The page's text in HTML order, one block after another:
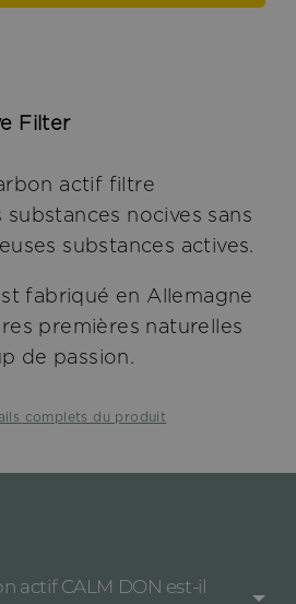
Filter
actif filtre
nocives sans
substances actives.
fabriqué en Allemagne
premières naturelles
de passion.
complets du produit
actif CALM DON est-il